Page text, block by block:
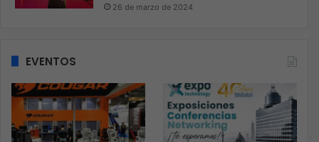
26 de marzo de 2024
EVENTOS